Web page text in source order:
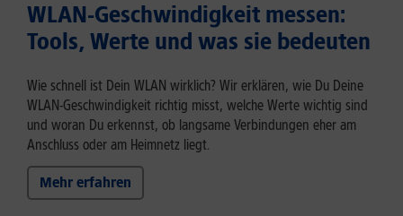
WLAN-Geschwindigkeit messen:
Tools, Werte und was sie bedeuten
Wie schnell ist Dein WLAN wirklich? Wir erklären, wie Du Deine
WLAN-Geschwindigkeit richtig misst, welche Werte wichtig sind
und woran Du erkennst, ob langsame Verbindungen eher am
Anschluss oder am Heimnetz liegt.
Mehr erfahren